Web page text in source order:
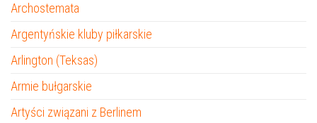
Archostemata
Argentyńskie kluby piłkarskie
Arlington (Teksas)
Armie bułgarskie
Artyści związani z Berlinem